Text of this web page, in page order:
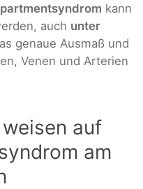
kann
auch unter
genaue Ausmaß und
Venen und Arterien
auf
am